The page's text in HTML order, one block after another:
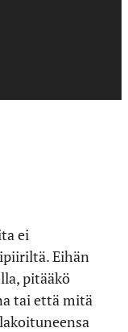
ei
Eihän
pitääkö
tai että mitä